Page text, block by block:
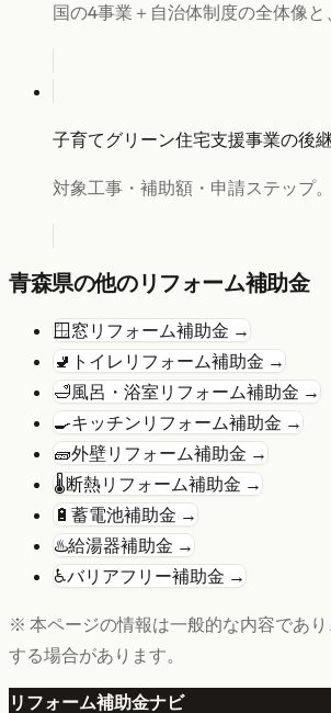
国の4事業＋自治体制度の全体像と
子育てグリーン住宅支援事業の後
対象工事・補助額・申請ステップ
青森県の他のリフォーム補助金
🪟窓リフォーム補助金 →
🚽 トイレリフォーム補助金 →
🛁風呂・浴室リフォーム補助金 →
🍳キッチンリフォーム補助金 →
🧱外壁リフォーム補助金 →
🌡️断熱リフォーム補助金 →
🔋 蓄電池補助金 →
♨️給湯器補助金 →
♿バリアフリー補助金 →
※ 本ページの情報は一般的な内容であ
する場合があります。
リフォーム補助金ナビ